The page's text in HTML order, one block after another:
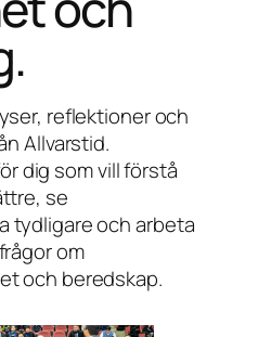
reflektioner och
Allvarstid.
dig som vill förstå
se
tydligare och arbeta
om
och beredskap.